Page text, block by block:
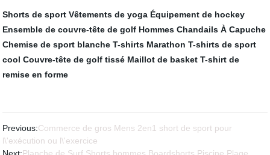
Shorts de sport Vêtements de yoga Équipement de hockey
Ensemble de couvre-tête de golf Hommes Chandails À Capuche
Chemise de sport blanche T-shirts Marathon T-shirts de sport
cool Couvre-tête de golf tissé Maillot de basket T-shirt de
remise en forme
Previous:Commerce de gros Mens 2en1 short de sport pour
l\'exécution ou l\'exercice